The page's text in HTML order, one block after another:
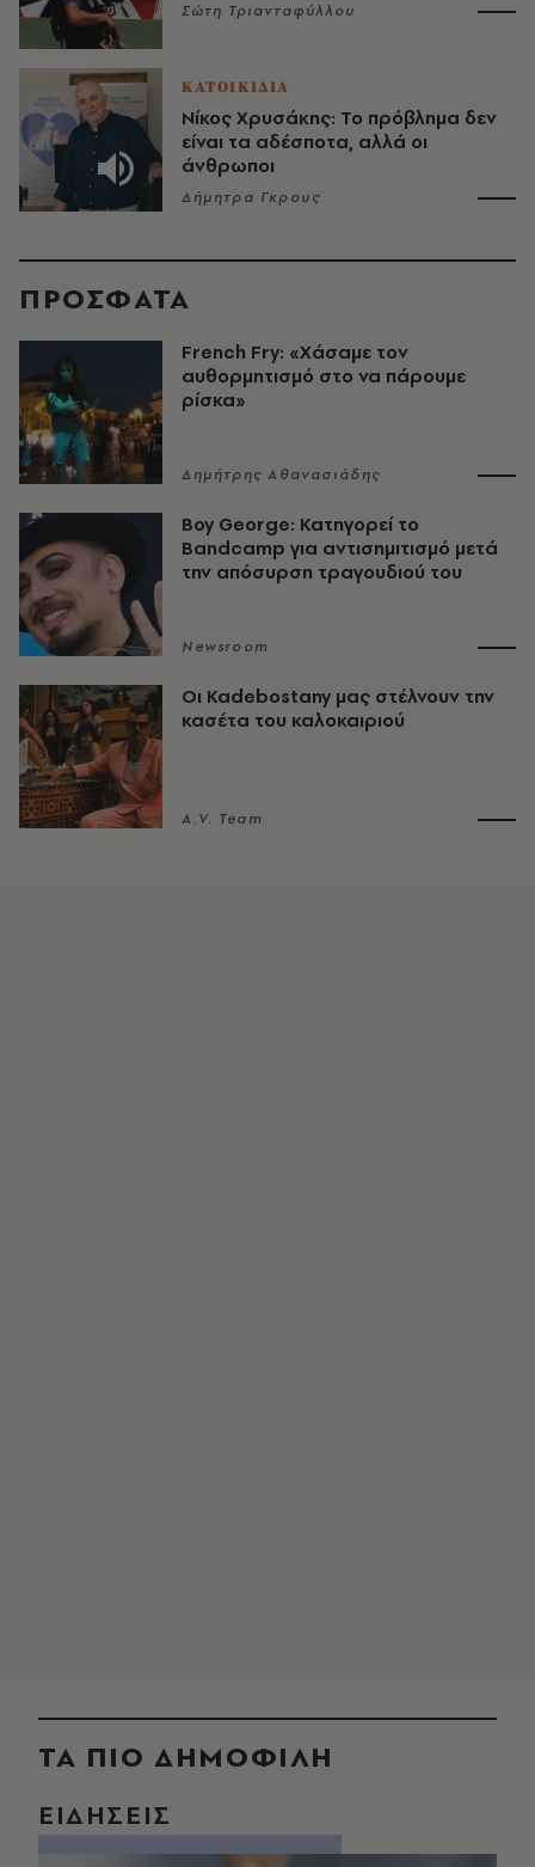
Σώτη Τριανταφύλλου
ΚΑΤΟΙΚΙΔΙΑ
Νίκος Χρυσάκης: Το πρόβλημα δεν
είναι τα αδέσποτα, αλλά οι
άνθρωποι
Δήμητρα Γκρους
ΠΡΟΣΦΑΤΑ
French Fry: «Χάσαμε τον
αυθορμητισμό στο να πάρουμε
ρίσκα»
Δημήτρης Αθανασιάδης
Boy George: Κατηγορεί το
Bandcamp για αντισημιτισμό μετά
την απόσυρση τραγουδιού του
Newsroom
Οι Kadebostany μας στέλνουν την
κασέτα του καλοκαιριού
A.V. Team
ΤΑ ΠΙΟ ΔΗΜΟΦΙΛΗ
ΕΙΔΗΣΕΙΣ